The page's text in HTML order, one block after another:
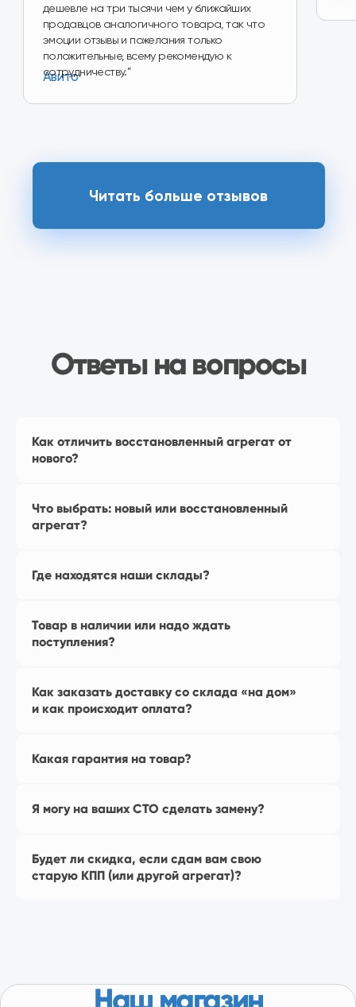
Как отличить восстановленный агрегат от
нового?
Что выбрать: новый или восстановленный
агрегат?
Где находятся наши склады?
Товар в наличии или надо ждать
поступления?
Как заказать доставку со склада «на дом»
и как происходит оплата?
Какая гарантия на товар?
Я могу на ваших СТО сделать замену?
Будет ли скидка, если сдам вам свою
старую КПП (или другой агрегат)?
Наш магазин
Перейти в магазин
Наш магазин
на Ozon
Наш магазин